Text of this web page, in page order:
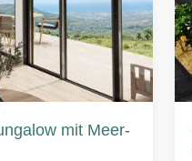
mit Meer-